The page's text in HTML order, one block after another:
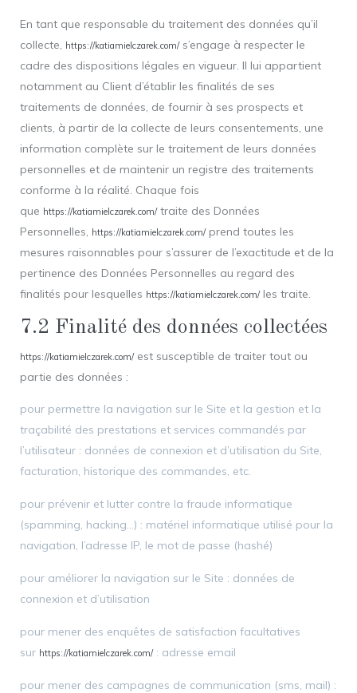
En tant que responsable du traitement des données qu’il
collecte, https://katiamielczarek.com/s’engage à respecter le
cadre des dispositions légales en vigueur. Il lui appartient
notamment au Client d’établir les finalités de ses
traitements de données, de fournir à ses prospects et
clients, à partir de la collecte de leurs consentements, une
information complète sur le traitement de leurs données
personnelles et de maintenir un registre des traitements
conforme à la réalité. Chaque fois
que https://katiamielczarek.com/traite des Données
Personnelles, https://katiamielczarek.com/prend toutes les
mesures raisonnables pour s’assurer de l’exactitude et de la
pertinence des Données Personnelles au regard des
finalités pour lesquelles https://katiamielczarek.com/les traite.
7.2 Finalité des données collectées
https://katiamielczarek.com/est susceptible de traiter tout ou
partie des données :
pour permettre la navigation sur le Site et la gestion et la
traçabilité des prestations et services commandés par
l’utilisateur : données de connexion et d’utilisation du Site,
facturation, historique des commandes, etc.
pour prévenir et lutter contre la fraude informatique
(spamming, hacking…) : matériel informatique utilisé pour la
navigation, l’adresse IP, le mot de passe (hashé)
pour améliorer la navigation sur le Site : données de
connexion et d’utilisation
pour mener des enquêtes de satisfaction facultatives
sur https://katiamielczarek.com/: adresse email
pour mener des campagnes de communication (sms, mail) :